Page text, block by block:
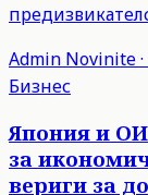
Admin Novinite·
Бизнес
Япония и
за
вериги за